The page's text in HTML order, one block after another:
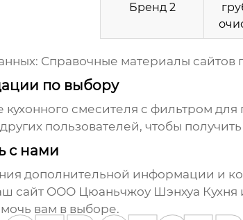
Бренд 2
Справочные материалы сайтов
по выбору
кухонного смесителя с фильтром
пользователей, чтобы
с нами
дополнительной информации и
сайт ООО Цюаньчжоу Шэнхуа Кухня
вам в выборе.